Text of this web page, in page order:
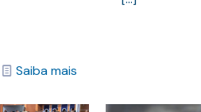
Saiba mais